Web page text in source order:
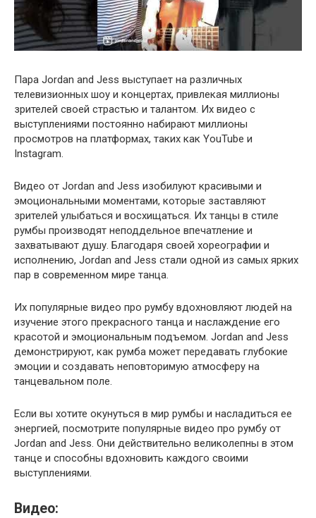
Пара Jordan and Jess выступает на различных
телевизионных шоу и концертах, привлекая миллионы
зрителей своей страстью и талантом. Их видео с
выступлениями постоянно набирают миллионы
просмотров на платформах, таких как YouTube и
Instagram.
Видео от Jordan and Jess изобилуют красивыми и
эмоциональными моментами, которые заставляют
зрителей улыбаться и восхищаться. Их танцы в стиле
румбы производят неподдельное впечатление и
захватывают душу. Благодаря своей хореографии и
исполнению, Jordan and Jess стали одной из самых ярких
пар в современном мире танца.
Их популярные видео про румбу вдохновляют людей на
изучение этого прекрасного танца и наслаждение его
красотой и эмоциональным подъемом. Jordan and Jess
демонстрируют, как румба может передавать глубокие
эмоции и создавать неповторимую атмосферу на
танцевальном поле.
Если вы хотите окунуться в мир румбы и насладиться ее
энергией, посмотрите популярные видео про румбу от
Jordan and Jess. Они действительно великолепны в этом
танце и способны вдохновить каждого своими
выступлениями.
Видео: